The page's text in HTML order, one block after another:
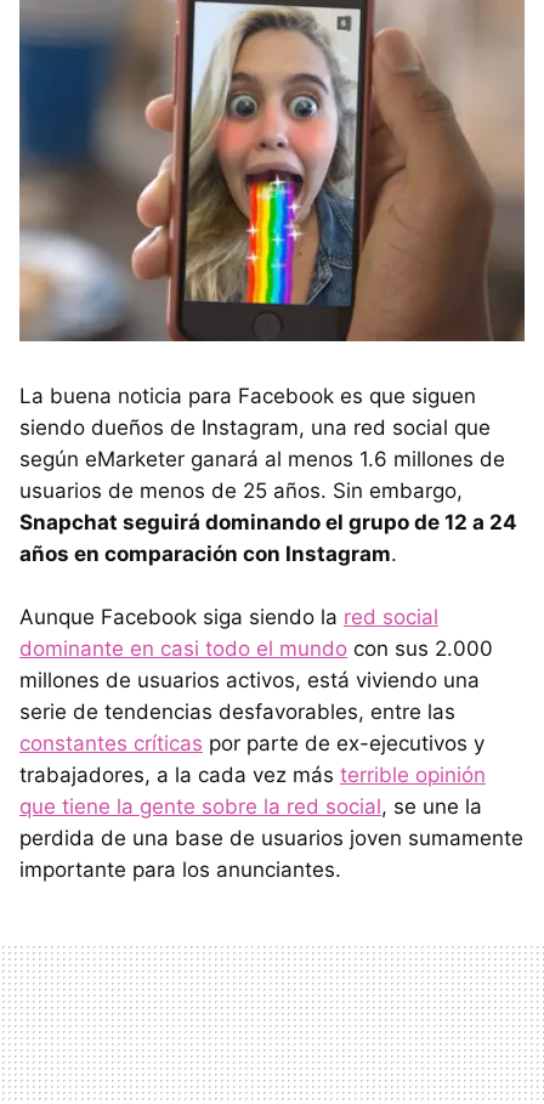
La buena noticia para Facebook es que siguen
siendo dueños de Instagram, una red social que
según eMarketer ganará al menos 1.6 millones de
usuarios de menos de 25 años. Sin embargo,
Snapchat seguirá dominando el grupo de 12 a 24
años en comparación con Instagram.
Aunque Facebook siga siendo la red social
dominante en casi todo el mundo con sus 2.000
millones de usuarios activos, está viviendo una
serie de tendencias desfavorables, entre las
constantes críticas por parte de ex-ejecutivos y
trabajadores, a la cada vez más terrible opinión
que tiene la gente sobre la red social, se une la
perdida de una base de usuarios joven sumamente
importante para los anunciantes.